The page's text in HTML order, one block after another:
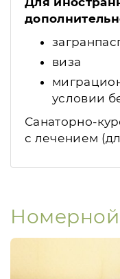
виза
условии
Санаторно-
с лечением